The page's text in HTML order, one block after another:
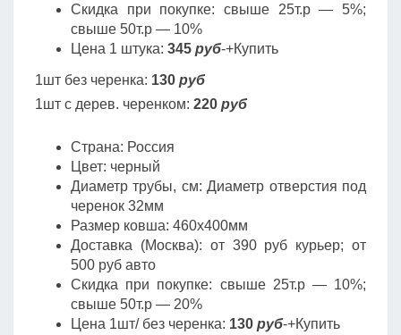
Скидка при покупке: свыше 25т.р — 5%;
свыше 50т.р — 10%
Цена 1 штука: 345 руб-+Купить
1шт без черенка: 130 руб
1шт с дерев. черенком: 220 руб
Страна: Россия
Цвет: черный
Диаметр трубы, cм: Диаметр отверстия под
черенок 32мм
Размер ковша: 460х400мм
Доставка (Москва): от 390 руб курьер; от
500 руб авто
Скидка при покупке: свыше 25т.р — 10%;
свыше 50т.р — 20%
Цена 1шт/ без черенка: 130 руб-+Купить